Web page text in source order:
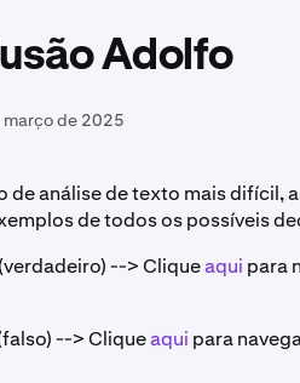
Adolfo
março de 2025
de análise de texto mais difícil,
de todos os possíveis
--> Cliqueaqui para
--> Cliqueaqui para